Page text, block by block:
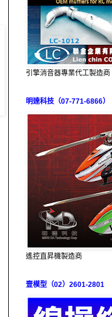
引擎消音器專業代工製造商
明達科技（07-771-6866）
遙控直昇機製造商
壹模型（02）2601-2801